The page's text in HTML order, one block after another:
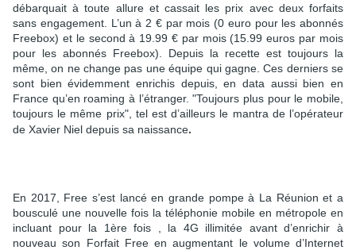
débarquait à toute allure et cassait les prix avec deux forfaits
sans engagement. L’un à 2 € par mois (0 euro pour les abonnés
Freebox) et le second à 19.99 € par mois (15.99 euros par mois
pour les abonnés Freebox). Depuis la recette est toujours la
même, on ne change pas une équipe qui gagne. Ces derniers se
sont bien évidemment enrichis depuis, en data aussi bien en
France qu’en roaming à l’étranger. "Toujours plus pour le mobile,
toujours le même prix", tel est d’ailleurs le mantra de l’opérateur
de Xavier Niel depuis sa naissance.
En 2017, Free s’est lancé en grande pompe à La Réunion et a
bousculé une nouvelle fois la téléphonie mobile en métropole en
incluant pour la 1ère fois , la 4G illimitée avant d’enrichir à
nouveau son Forfait Free en augmentant le volume d’Internet